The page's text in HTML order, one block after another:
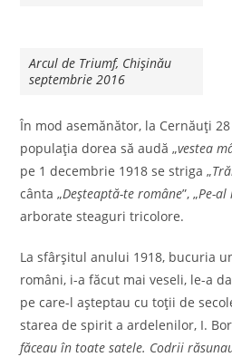
Arcul de Triumf, Chișinău
septembrie 2016
În mod asemănător, la Cernăuţi
populaţia dorea să audă „vestea
pe 1 decembrie 1918 se striga „
cânta „Deşteaptă-te române”, „Pe-al
arborate steaguri tricolore.
La sfârșitul anului 1918, bucuria
români, i-a făcut mai veseli, le-a
pe care-l aşteptau cu toţii de
starea de spirit a ardelenilor, I.
făceau în toate satele. Codrii